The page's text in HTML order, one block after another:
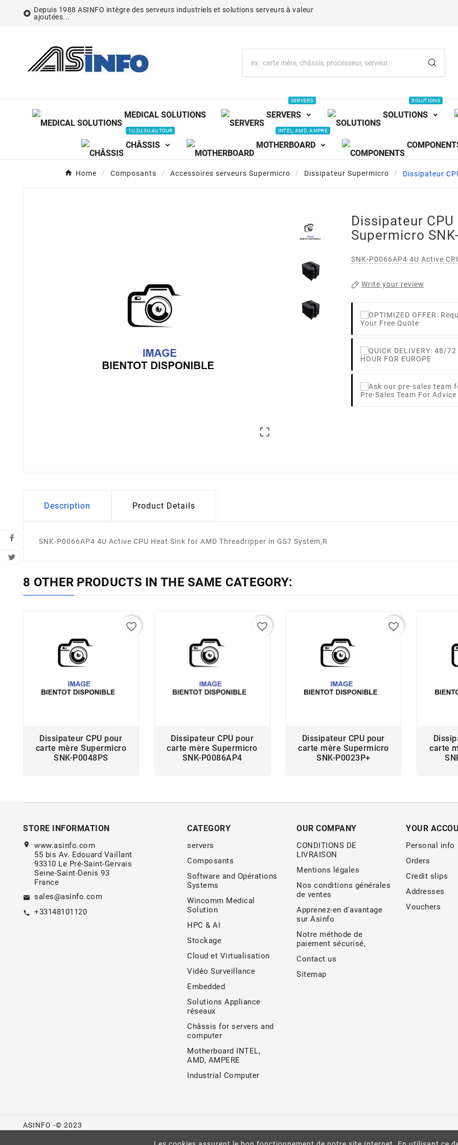
 Depuis 1988 ASINFO intègre des serveurs industriels et solutions serveurs à valeur
ajoutées...
MEDICAL SOLUTIONS SERVERS
SERVERS
SOLUTIONS
SOLUTIONS
CHÂSSIS
1U,2U,3U,4U,TOUR
MOTHERBOARD
INTEL, AMD, AMPRE
Home Composants Accessoires serveurs Supermicro Dissipateur Supermicro Dissipateur

Dissipateur
Supermicro
SNK-P0066AP4 4U Active
Write your review
Your Free Quote
HOUR FOR EUROPE
Pre-Sales Team For
Description Product Details
SNK-P0066AP4 4U Active CPU Heat Sink for AMD Threadripper in GS7 System,R
8 OTHER PRODUCTS IN THE SAME CATEGORY:
Dissipateur CPU pour
carte mère Supermicro
SNK-P0048PS
favorite_border
Dissipateur CPU pour
carte mère Supermicro
SNK-P0086AP4
favorite_border
Dissipateur CPU pour
carte mère Supermicro
SNK-P0023P+
favorite_border
carte
STORE INFORMATION
location_on
www.asinfo.com
55 bis Av. Edouard Vaillant
93310 Le Pré-Saint-Gervais
Seine-Saint-Denis 93
France
email sales@asinfo.com
call +33148101120
CATEGORY
servers
Composants
Software and Opérations
Systems
Wincomm Medical
Solution
HPC & AI
Stockage
Cloud et Virtualisation
Vidéo Surveillance
Embedded
Solutions Appliance
réseaux
Châssis for servers and
computer
Motherboard INTEL,
AMD, AMPERE
Industrial Computer
OUR COMPANY
CONDITIONS DE
LIVRAISON
Mentions légales
Nos conditions générales
de ventes
Apprenez-en d'avantage
sur Asinfo
Notre méthode de
paiement sécurisé,
Contact us
Sitemap
YOUR
Personal info
Orders
Credit slips
Addresses
Vouchers
ASINFO -© 2023